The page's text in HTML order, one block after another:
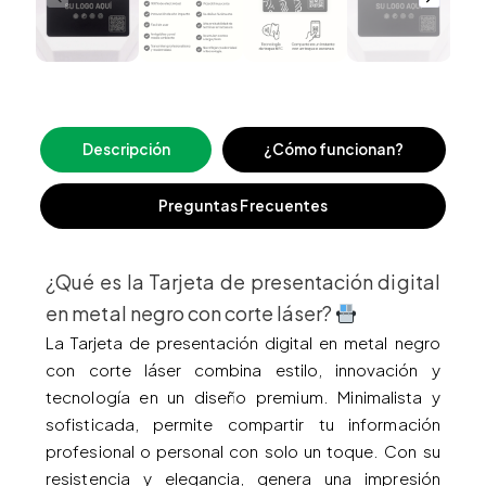
Descripción ¿Cómo funcionan?
Preguntas Frecuentes
¿Qué es la Tarjeta de presentación digital
en metal negro con corte láser?
La Tarjeta de presentación digital en metal negro
con corte láser combina estilo, innovación y
tecnología en un diseño premium. Minimalista y
sofisticada, permite compartir tu información
profesional o personal con solo un toque. Con su
resistencia y elegancia, genera una impresión